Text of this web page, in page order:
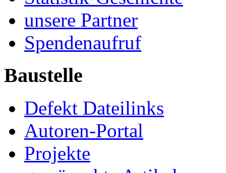
unsere Partner
Spendenaufruf
Baustelle
Defekt Dateilinks
Autoren-Portal
Projekte